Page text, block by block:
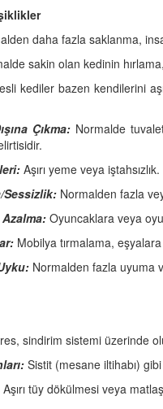
daha fazla saklanma,
sakin olan kedinin
kediler bazen kendilerini
Çıkma:Normalde tuvalet
Aşırı yeme veya iştahsızlık.
Sessizlik: Normalden fazla
Oyuncaklara veya
Mobilya tırmalama,
Normalden fazla uyuma
sindirim sistemi üzerinde
Sistit (mesane iltihabı)
Aşırı tüy dökülmesi veya